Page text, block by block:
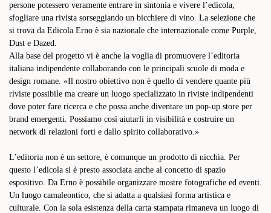
persone potessero veramente entrare in sintonia e vivere l’edicola,
sfogliare una rivista sorseggiando un bicchiere di vino. La selezione che
si trova da Edicola Erno è sia nazionale che internazionale come Purple,
Dust e Dazed.
Alla base del progetto vi è anche la voglia di promuovere l’editoria
italiana indipendente collaborando con le principali scuole di moda e
design romane. «Il nostro obiettivo non è quello di vendere quante più
riviste possibile ma creare un luogo specializzato in riviste indipendenti
dove poter fare ricerca e che possa anche diventare un pop-up store per
brand emergenti. Possiamo così aiutarli in visibilità e costruire un
network di relazioni forti e dallo spirito collaborativo.»
L’editoria non è un settore, è comunque un prodotto di nicchia. Per
questo l’edicola si è presto associata anche al concetto di spazio
espositivo. Da Erno è possibile organizzare mostre fotografiche ed eventi.
Un luogo camaleontico, che si adatta a qualsiasi forma artistica e
culturale. Con la sola esistenza della carta stampata rimaneva un luogo di